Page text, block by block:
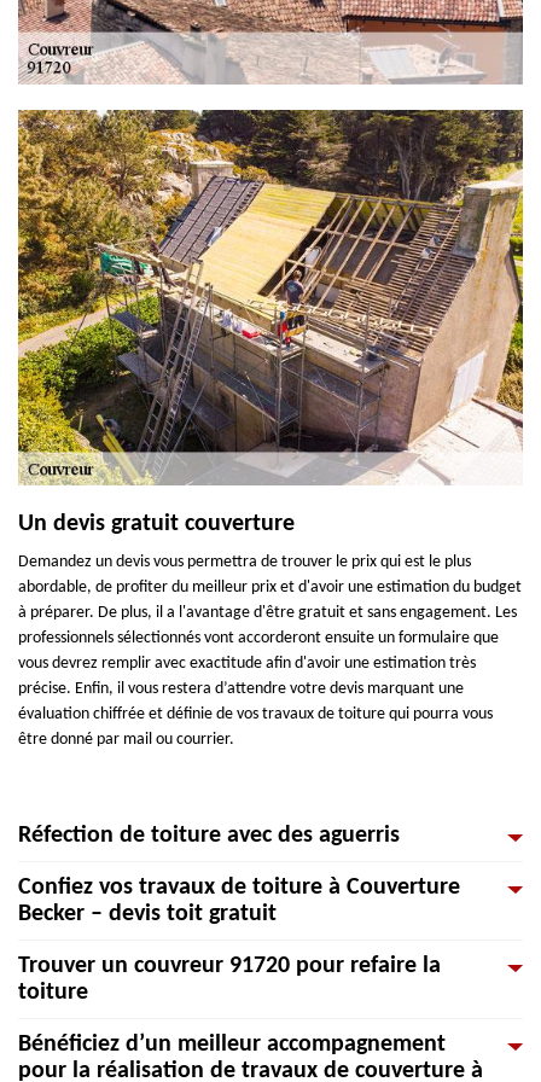
Un devis gratuit couverture
Demandez un devis vous permettra de trouver le prix qui est le plus
abordable, de profiter du meilleur prix et d'avoir une estimation du budget
à préparer. De plus, il a l'avantage d'être gratuit et sans engagement. Les
professionnels sélectionnés vont accorderont ensuite un formulaire que
vous devrez remplir avec exactitude afin d'avoir une estimation très
précise. Enfin, il vous restera d’attendre votre devis marquant une
évaluation chiffrée et définie de vos travaux de toiture qui pourra vous
être donné par mail ou courrier.
Réfection de toiture avec des aguerris
Nos couvreurs sont disponibles pour refaire votre toiture. Ils s’occupent de
la construction et de la rénovation de votre toiture, ainsi que de l'isolation
tous les travaux de réparation reliés à votre toiture (tuiles cassées, fuites
de toiture, etc.) Vous pouvez également nous appeler pour le démoussage
sommes aussi en mesure de faire les travaux de zinguerie.
Confiez vos travaux de toiture à Couverture
Becker – devis toit gratuit
Tous les devis toiture doivent contenir certains éléments obligatoires
comme le détail du prix affiché, qui comprend : le prix des matières
le délai des travaux. D'autres données peuvent apparaître sur le devis,
mais ils ne sont pas obligatoires. La notation de ces données dépend des
Trouver un couvreur 91720 pour refaire la
toiture
Notre équipe de couvreurs spécialistes dans les ouvrages liés à la toiture
saura répondre à vos attentes. L’efficacité de la formation suivie, les
Bénéficiez d’un meilleur accompagnement
pour la réalisation de travaux de couverture à